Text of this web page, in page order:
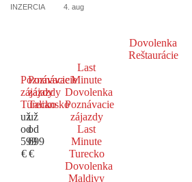
INZERCIA 4. aug
Dovolenka
Reštaurácie
Poznávacie
zájazdy
Turecko
už
od
599
€
Poznávacie
zájazdy
Taliansko
už
od
699
€
Last
Minute
Dovolenka
Poznávacie
zájazdy
Last
Minute
Turecko
Dovolenka
Maldivy